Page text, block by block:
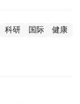
科研 国际 健康